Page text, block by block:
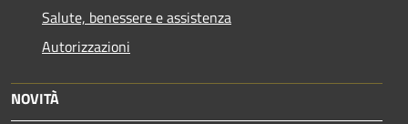
Salute, benessere e assistenza
Autorizzazioni
NOVITÀ